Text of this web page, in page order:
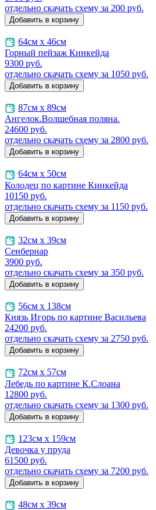
отдельно скачать схему за 200 руб.
64см х 46см
Горный пейзаж Кинкейда
9300 руб.
отдельно скачать схему за 1050 руб.
87см х 89см
Ангелок.Волшебная поляна.
24600 руб.
отдельно скачать схему за 2800 руб.
64см х 50см
Колодец по картине Кинкейда
10150 руб.
отдельно скачать схему за 1150 руб.
32см х 39см
Сенбернар
3900 руб.
отдельно скачать схему за 350 руб.
56см х 138см
Князь Игорь по картине Васильева
24200 руб.
отдельно скачать схему за 2750 руб.
72см х 57см
Лебедь по картине К.Слоана
12800 руб.
отдельно скачать схему за 1300 руб.
123см х 159см
Девочка у пруда
61500 руб.
отдельно скачать схему за 7200 руб.
48см х 39см